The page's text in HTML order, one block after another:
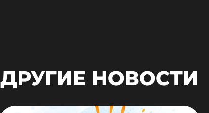
ДРУГИЕ НОВОСТИ